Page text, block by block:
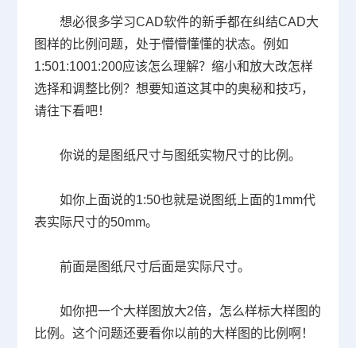
想必很多学习CAD软件的新手都在纠结CAD大
图样的比例问题，处于懵懵懂懂的状态。例如
1:501:1001:200应该怎么理解？缩小和放大改怎样
选择和调整比例？想要知道这其中的奥秘和技巧，
请往下看吧！
你说的是图纸尺寸与图纸实物尺寸的比例。
如你上面说的1:50也就是说图纸上面的1mm代
表实际尺寸的50mm。
前面是图纸尺寸后面是实际尺寸。
如你把一个大样图放大2倍，怎么样标大样图的
比例。这个问题还要看你以前的大样图的比例啊！